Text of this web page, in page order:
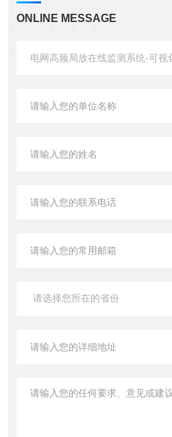
ONLINE MESSAGE